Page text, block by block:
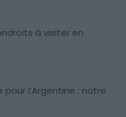
à visiter en
l’Argentine : notre